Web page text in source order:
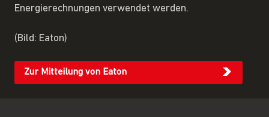
Energierechnungen verwendet werden.
(Bild: Eaton)
Zur Mitteilung von Eaton